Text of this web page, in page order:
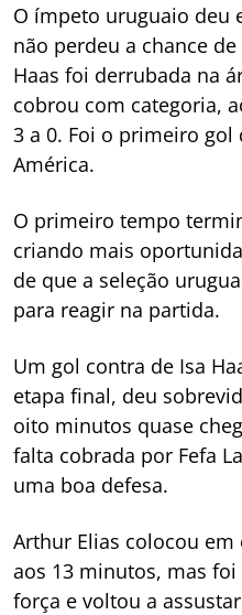
O ímpeto uruguaio deu
não perdeu a chance
Haas foi derrubada na
cobrou com categoria,
3 a 0. Foi o primeiro gol
América.
O primeiro tempo
criando mais
de que a seleção
para reagir na partida.
Um gol contra de Isa
etapa final, deu
oito minutos quase
falta cobrada por Fefa
uma boa defesa.
Arthur Elias colocou em
aos 13 minutos, mas
força e voltou a